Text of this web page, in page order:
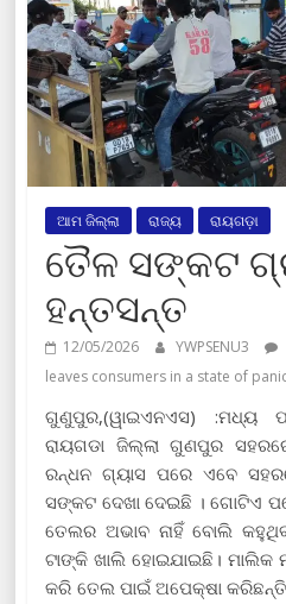
ଆମ ଜିଲ୍ଲା ରାଜ୍ୟ ରାୟଗଡ଼ା
ତୈଳ ସଙ୍କଟ
ହନ୍ତସନ୍ତ
12/05/2026 YWPSENU3
leaves consumers in a state of
ଗୁଣୁପୁର,(ୱାଇଏନଏସ) :ମଧ୍ୟ
ରାୟଗଡା ଜିଲ୍ଲା ଗୁଣପୁର
ରନ୍ଧନ ଗ୍ୟାସ ପରେ ଏବେ
ସଙ୍କଟ ଦେଖା ଦେଇଛି । ଗୋଟିଏ
ତେଲର ଅଭାବ ନାହିଁ ବୋଲି
ଟାଙ୍କି ଖାଲି ହୋଇଯାଇଛି। ମାଲିକ
କରି ତେଲ ପାଇଁ ଅପେକ୍ଷା